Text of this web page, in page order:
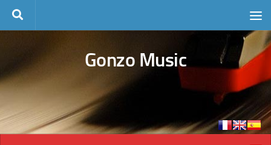
Skip to content
Gonzo Music